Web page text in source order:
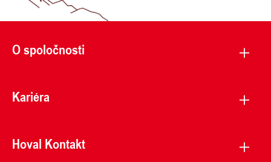
O spoločnosti
Kariéra
Hoval Kontakt